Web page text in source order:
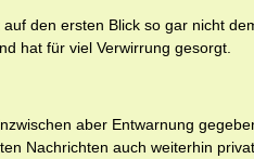
auf den ersten Blick so gar nicht
hat für viel Verwirrung gesorgt.
aber Entwarnung
Nachrichten auch weiterhin